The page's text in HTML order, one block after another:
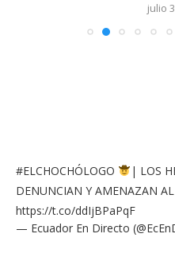
julio
#ELCHOCHÓLOGO
| LOS
DENUNCIAN Y AMENAZAN
https://t.co/ddIjBPaPqF
— Ecuador En Directo